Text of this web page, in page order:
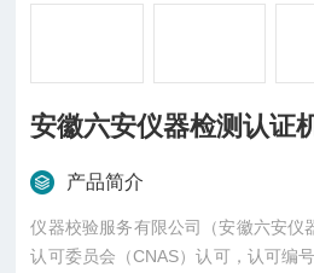
安徽六安仪器检测认证
产品简介
仪器校验服务有限公司（安徽六安仪
认可委员会（CNAS）认可，认可编